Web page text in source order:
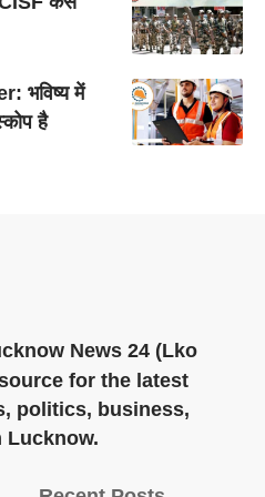
भविष्य में
है
News 24 (Lko
for the latest
politics, business,
Lucknow.